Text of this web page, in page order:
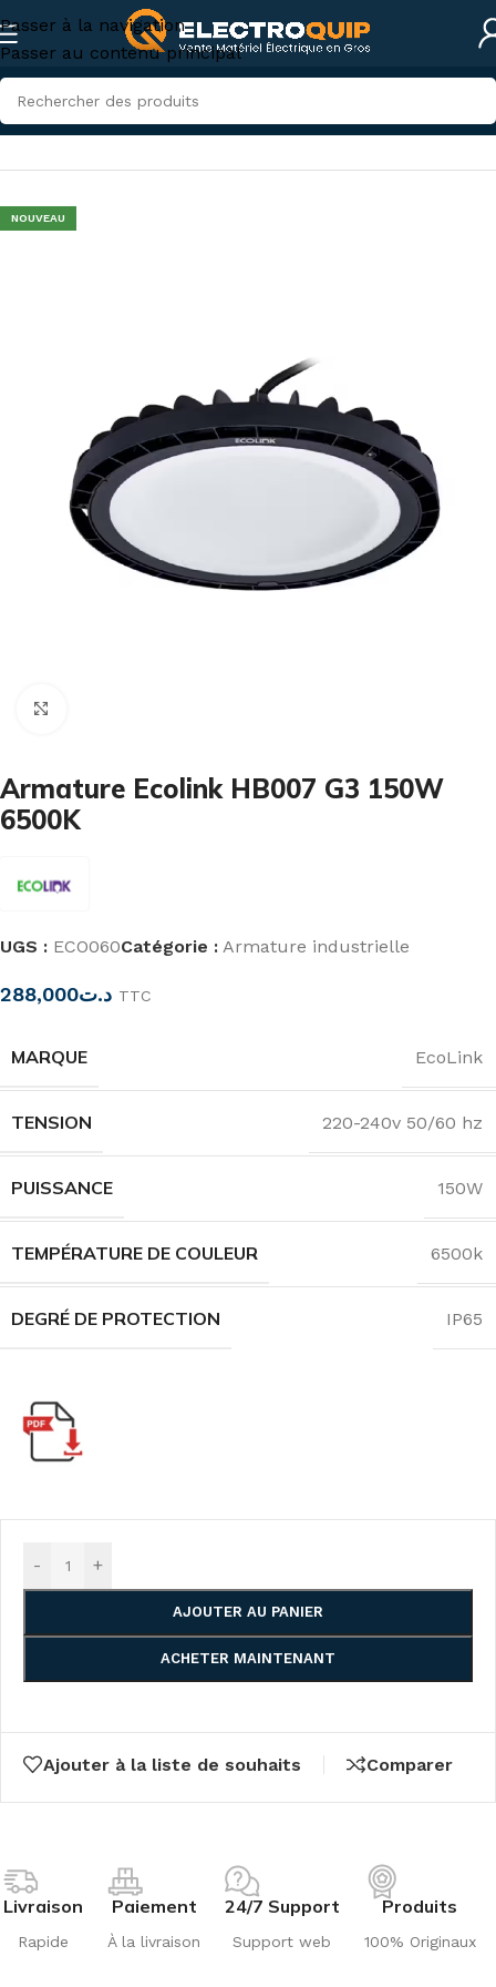
Passer à la navigation
Passer au contenu principal
Accueil/Eclairage/Armature industrielle
NOUVEAU
Armature Ecolink HB007 G3 150W
6500K
UGS : ECO060Catégorie : Armature industrielle
د.ت288,000 TTC
MARQUE EcoLink
TENSION 220-240v 50/60 hz
PUISSANCE 150W
TEMPÉRATURE DE COULEUR 6500k
DEGRÉ DE PROTECTION IP65
- +
AJOUTER AU PANIER
ACHETER MAINTENANT
Ajouter à la liste de souhaits Comparer
Livraison
Rapide
Paiement
À la livraison
24/7 Support
Support web
Produits
100% Originaux